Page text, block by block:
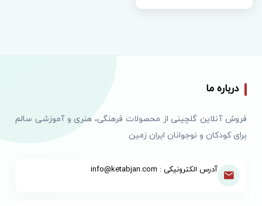
درباره ما
فروش آنلاین گلچینی از محصولات فرهنگی، هنری و آموزشی سالم
برای کودکان و نوجوانان ایران زمین
آدرس الکترونیکی : info@ketabjan.com